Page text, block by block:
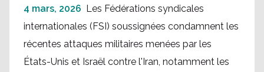
4 mars, 2026 Les Fédérations syndicales
internationales (FSI) soussignées condamnent les
récentes attaques militaires menées par les
États-Unis et Israël contre l'Iran, notamment les